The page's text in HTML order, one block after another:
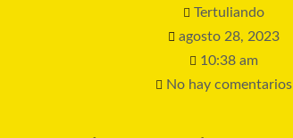
Tertuliando
agosto 28, 2023
10:38 am
No hay comentarios